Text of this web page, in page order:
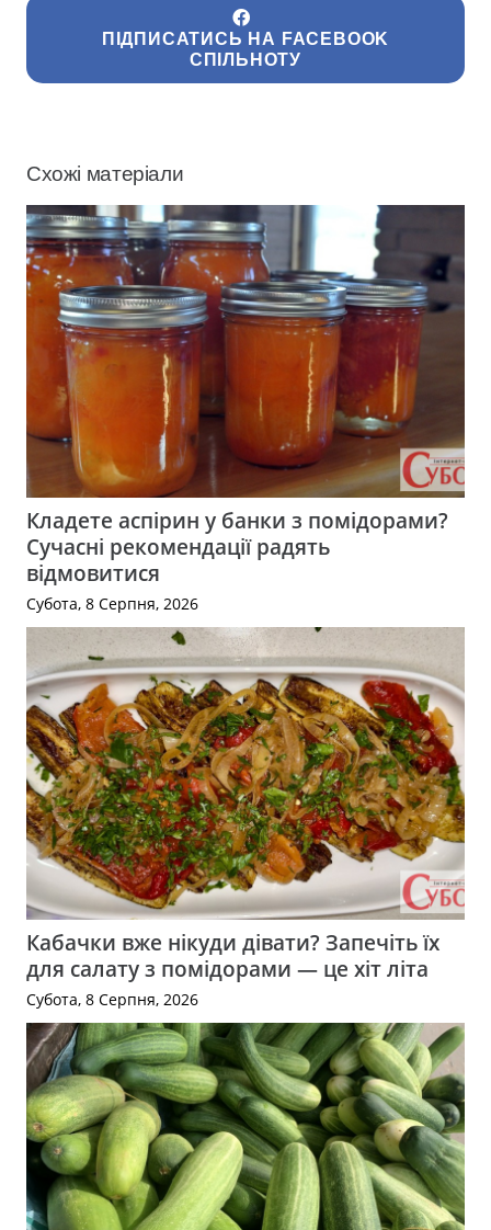
ПІДПИСАТИСЬ НА FACEBOOK
СПІЛЬНОТУ
Схожі матеріали
Кладете аспірин у банки з помідорами?
Сучасні рекомендації радять
відмовитися
Субота, 8 Серпня, 2026
Кабачки вже нікуди дівати? Запечіть їх
для салату з помідорами — це хіт літа
Субота, 8 Серпня, 2026